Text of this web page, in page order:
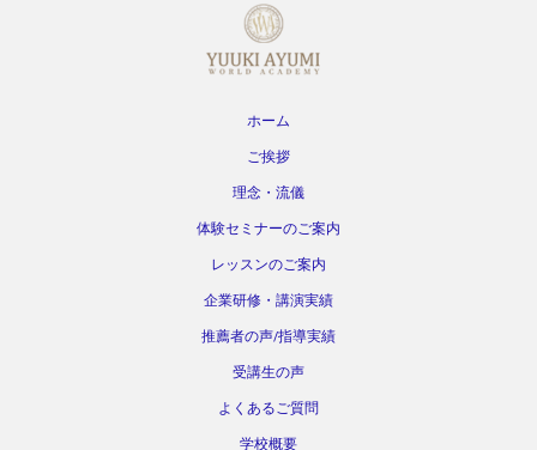
ホーム
ご挨拶
理念・流儀
体験セミナーのご案内
レッスンのご案内
企業研修・講演実績
推薦者の声/指導実績
受講生の声
よくあるご質問
学校概要